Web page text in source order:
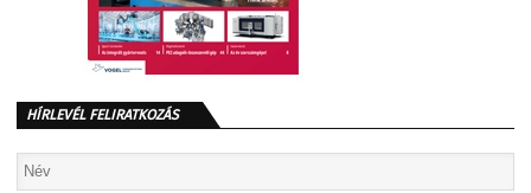
HÍRLEVÉL FELIRATKOZÁS